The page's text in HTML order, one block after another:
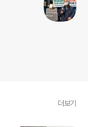
더보기